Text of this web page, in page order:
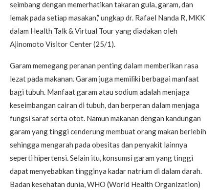
seimbang dengan memerhatikan takaran gula, garam, dan
lemak pada setiap masakan,” ungkap dr. Rafael Nanda R, MKK
dalam Health Talk & Virtual Tour yang diadakan oleh
Ajinomoto Visitor Center (25/1).
Garam memegang peranan penting dalam memberikan rasa
lezat pada makanan. Garam juga memiliki berbagai manfaat
bagi tubuh. Manfaat garam atau sodium adalah menjaga
keseimbangan cairan di tubuh, dan berperan dalam menjaga
fungsi saraf serta otot. Namun makanan dengan kandungan
garam yang tinggi cenderung membuat orang makan berlebih
sehingga mengarah pada obesitas dan penyakit lainnya
seperti hipertensi. Selain itu, konsumsi garam yang tinggi
dapat menyebabkan tingginya kadar natrium di dalam darah.
Badan kesehatan dunia, WHO (World Health Organization)